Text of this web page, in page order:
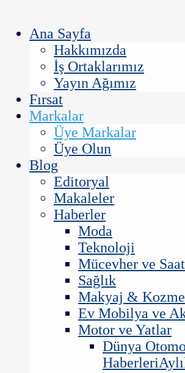
Ana Sayfa
Hakkımızda
İş Ortaklarımız
Yayın Ağımız
Fırsat
Markalar
Üye Markalar
Üye Olun
Blog
Editoryal
Makaleler
Haberler
Moda
Teknoloji
Mücevher ve Saat
Sağlık
Makyaj &
Ev Mobilya ve
Motor ve Yatlar
Dünya
Haberleri